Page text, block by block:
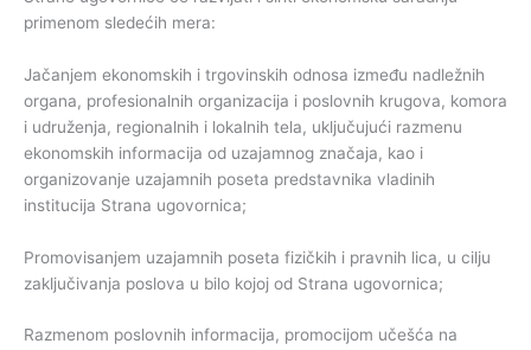
primenom sledećih mera:
Jačanjem ekonomskih i trgovinskih odnosa između nadležnih
organa, profesionalnih organizacija i poslovnih krugova, komora
i udruženja, regionalnih i lokalnih tela, uključujući razmenu
ekonomskih informacija od uzajamnog značaja, kao i
organizovanje uzajamnih poseta predstavnika vladinih
institucija Strana ugovornica;
Promovisanjem uzajamnih poseta fizičkih i pravnih lica, u cilju
zaključivanja poslova u bilo kojoj od Strana ugovornica;
Razmenom poslovnih informacija, promocijom učešća na